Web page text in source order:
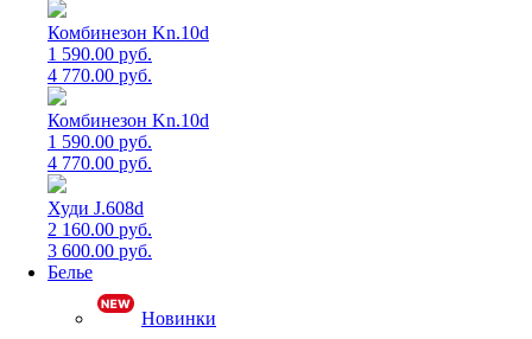
Комбинезон Kn.10d
1 590.00 руб.
4 770.00 руб.
Комбинезон Kn.10d
1 590.00 руб.
4 770.00 руб.
Худи J.608d
2 160.00 руб.
3 600.00 руб.
Белье
Новинки